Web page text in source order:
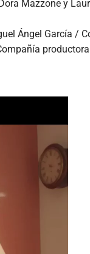
Mazzone y
Ángel García /